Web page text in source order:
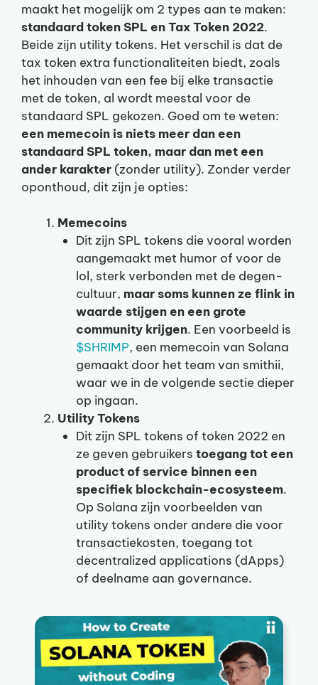
maakt het mogelijk om 2 types aan te maken:
standaard token SPL en Tax Token 2022.
Beide zijn utility tokens. Het verschil is dat de
tax token extra functionaliteiten biedt, zoals
het inhouden van een fee bij elke transactie
met de token, al wordt meestal voor de
standaard SPL gekozen. Goed om te weten:
een memecoin is niets meer dan een
standaard SPL token, maar dan met een
ander karakter (zonder utility). Zonder verder
oponthoud, dit zijn je opties:
Memecoins
Dit zijn SPL tokens die vooral worden
aangemaakt met humor of voor de
lol, sterk verbonden met de degen-
cultuur, maar soms kunnen ze flink in
waarde stijgen en een grote
community krijgen. Een voorbeeld is
$SHRIMP, een memecoin van Solana
gemaakt door het team van smithii,
waar we in de volgende sectie dieper
op ingaan.
Utility Tokens
Dit zijn SPL tokens of token 2022 en
ze geven gebruikers toegang tot een
product of service binnen een
specifiek blockchain-ecosysteem.
Op Solana zijn voorbeelden van
utility tokens onder andere die voor
transactiekosten, toegang tot
decentralized applications (dApps)
of deelname aan governance.